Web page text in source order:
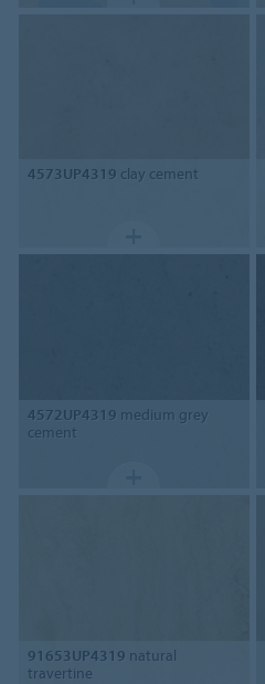
4573UP4319 clay cement
4572UP4319 medium grey
cement
91653UP4319 natural
travertine